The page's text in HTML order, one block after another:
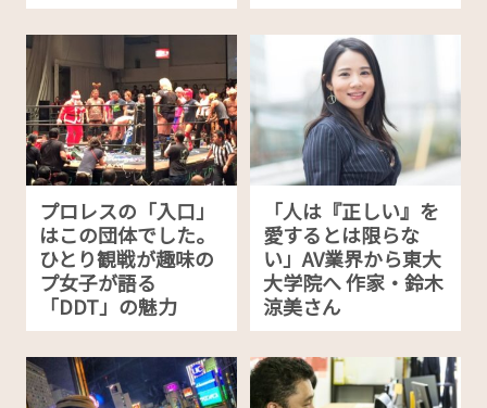
プロレスの「入口」
はこの団体でした。
ひとり観戦が趣味の
プ女子が語る
「DDT」の魅力
「人は『正しい』を
愛するとは限らな
い」AV業界から東大
大学院へ 作家・鈴木
涼美さん